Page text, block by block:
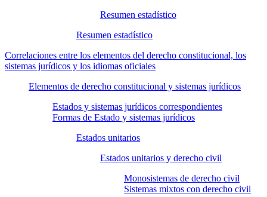
Resumen estadístico
Resumen estadístico
Correlaciones entre los elementos del derecho constitucional, los
sistemas jurídicos y los idiomas oficiales
Elementos de derecho constitucional y sistemas jurídicos
Estados y sistemas jurídicos correspondientes
Formas de Estado y sistemas jurídicos
Estados unitarios
Estados unitarios y derecho civil
Monosistemas de derecho civil
Sistemas mixtos con derecho civil